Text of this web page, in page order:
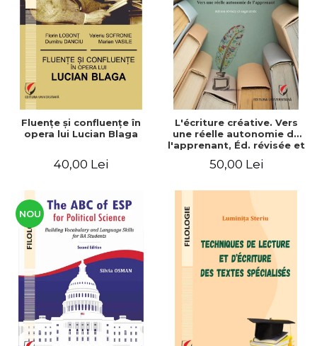
ADMINISTRATIVE
ȘTIINȚE ECONOMICE
ȘTIINȚE EXACTE
EDUCAȚIE FIZICĂ ȘI SPORT
PREUNIVERSITARIA
TIMP LIBER
ÎN CURS DE APARIȚIE
NOUTĂȚI
PACHETE DE STUDIU
ULTIMELE EXEMPLARE
Cum Cumpăr
Livrare
Politica de Retur
Formular de Retur
Distribuitori
Fluenţe şi confluenţe în
opera lui Lucian Blaga
40,00 Lei
L'écriture créative. Vers
une réelle autonomie de
l'apprenant, Éd. révisée et
50,00 Lei
NOU